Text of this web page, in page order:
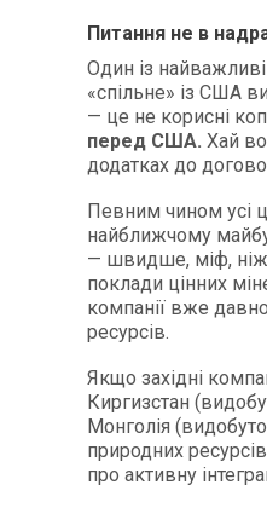
Питання не в
Один із
«спільне» із США
— це не корисні
перед США. Хай
додатках до
Певним чином усі
найближчому
— швидше, міф, ніж
поклади цінних
компанії вже
ресурсів.
Якщо західні
Киргизстан
Монголія
природних
про активну